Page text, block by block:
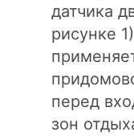
датчика
рисунке
перед
зон